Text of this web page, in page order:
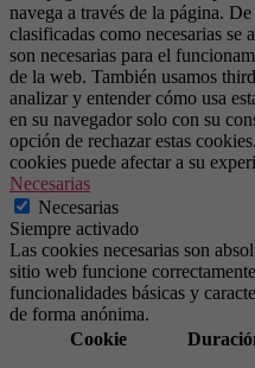
navega a través de la página.
clasificadas como necesarias se
son necesarias para el
de la web. También usamos
analizar y entender cómo usa
en su navegador solo con su
opción de rechazar estas
cookies puede afectar a su
Necesarias
Necesarias
Siempre activado
Las cookies necesarias son
sitio web funcione
funcionalidades básicas y
de forma anónima.
Cookie